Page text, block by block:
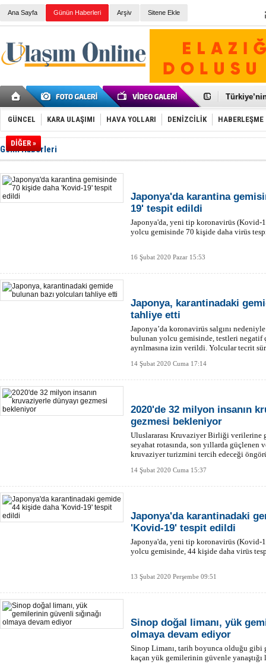
Ana Sayfa Günün Haberleri Arşiv Sitene Ekle
BMW,
Kiralık
VW'de
İzmir-
Toyota
HAVAŞ 21
Rus savaş
GÜNCEL KARA ULAŞIMI HAVA YOLLARI DENİZCİLİK HABERLEŞME
DİĞER »
Gemi Haberleri
Japonya'da karantina
19' tespit edildi
Japonya'da, yeni tip koronavirüs (Kovid-
yolcu gemisinde 70 kişide daha virüs
16 Şubat 2020 Pazar 15:53
Japonya, karantinadaki
tahliye etti
Japonya’da koronavirüs salgını
bulunan yolcu gemisinde, testleri negatif
ayrılmasına izin verildi. Yolcular tecrit
14 Şubat 2020 Cuma 17:14
2020'de 32 milyon insanın
gezmesi bekleniyor
Uluslararası Kruvaziyer Birliği verilerine
seyahat rotasında, son yıllarda
kruvaziyer turizmini tercih edeceği
14 Şubat 2020 Cuma 15:37
Japonya'da karantinadaki
'Kovid-19' tespit edildi
Japonya'da, yeni tip koronavirüs (Kovid-
yolcu gemisinde, 44 kişide daha virüs
13 Şubat 2020 Perşembe 09:51
Sinop doğal limanı, yük
olmaya devam ediyor
Sinop Limanı, tarih boyunca olduğu gibi
kaçan yük gemilerinin güvenle
4